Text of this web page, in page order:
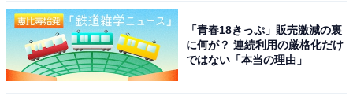
「青春18きっぷ」販売激減の裏
に何が？ 連続利用の厳格化だけ
ではない「本当の理由」